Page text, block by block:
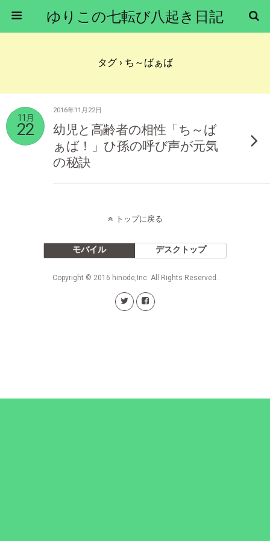
ゆりこの七転び八起き日記
タグ › ち～ばぁば
11月
22
2016年11月22日
幼児と高齢者の相性「ち～ば
ぁば！」ひ孫の呼び声が元気
の秘訣
トップに戻る
モバイル デスクトップ
Copyright © 2016 hinode,Inc. All Rights Reserved.